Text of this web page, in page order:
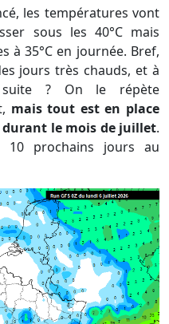
sous les 40°C mais
à 35°C en journée. Bref,
jours très chauds, et à
? On le répète
mais tout est en place
durant le mois de juillet.
10 prochains jours au